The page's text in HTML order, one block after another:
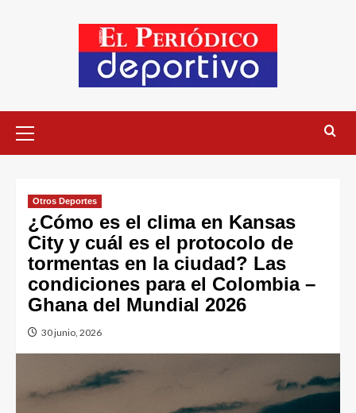
Otros Deportes
¿Cómo es el clima en Kansas
City y cuál es el protocolo de
tormentas en la ciudad? Las
condiciones para el Colombia –
Ghana del Mundial 2026
30 junio, 2026